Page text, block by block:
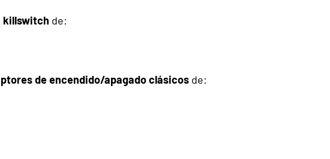
killswitch de:
de encendido/apagado clásicos de: